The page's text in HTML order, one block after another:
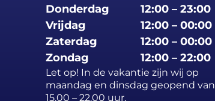
Donderdag
12:00 – 23:00
Vrijdag
12:00 – 00:00
Zaterdag
12:00 – 00:00
Zondag
12:00 – 22:00
Let op! In de vakantie zijn wij op
maandag en dinsdag geopend van
15.00 – 22.00 uur.